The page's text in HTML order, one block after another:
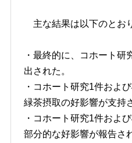
主な結果は以下のとお
・最終的に、コホート研
出された。
・コホート研究1件およ
緑茶摂取の好影響が支持
・コホート研究1件およ
部分的な好影響が報告さ